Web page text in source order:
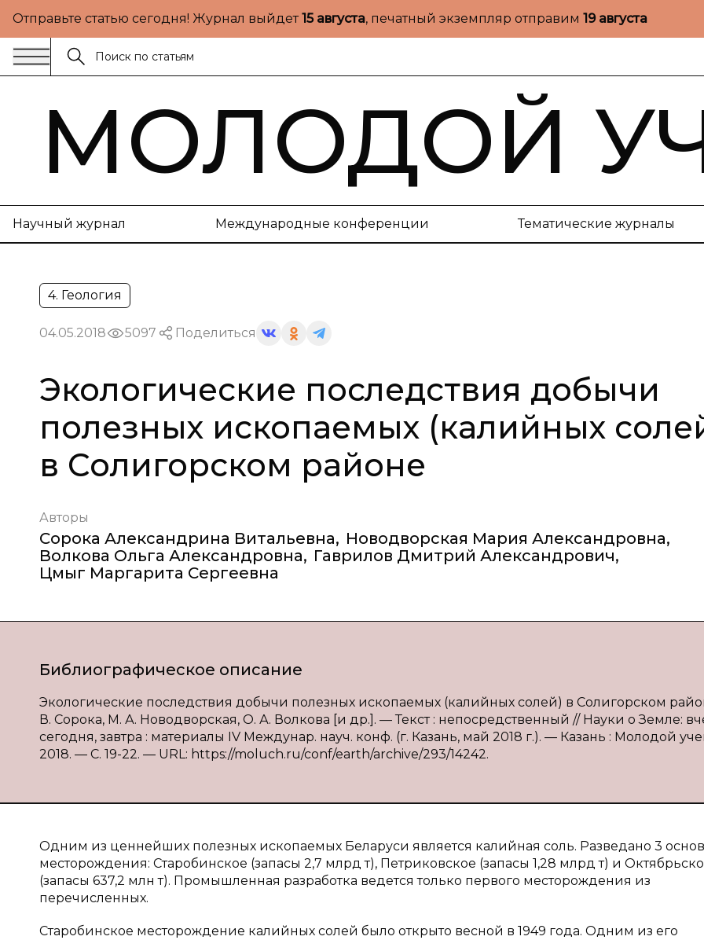
Отправьте статью сегодня! Журнал выйдет15 августа, печатный экземпляр отправим 19 августа
МОЛОДОЙ
Научный журнал Международные конференции Тематические журналы
4. Геология
04.05.2018 5097 Поделиться
Экологические последствия добычи
полезных ископаемых (калийных
в Солигорском районе
Авторы
Сорока Александрина Витальевна, Новодворская Мария Александровна,
Волкова Ольга Александровна, Гаврилов Дмитрий Александрович,
Цмыг Маргарита Сергеевна
Библиографическое описание
Экологические последствия добычи полезных ископаемых (калийных солей) в Солигорском
В. Сорока, М. А. Новодворская, О. А. Волкова [и др.]. — Текст : непосредственный // Науки о Земле:
сегодня, завтра : материалы IV Междунар. науч. конф. (г. Казань, май 2018 г.). — Казань : Молодой
2018. — С. 19-22. — URL: https://moluch.ru/conf/earth/archive/293/14242.
Одним из ценнейших полезных ископаемых Беларуси является калийная соль. Разведано 3
месторождения: Старобинское (запасы 2,7 млрд т), Петриковское (запасы 1,28 млрд т) и
(запасы 637,2 млн т). Промышленная разработка ведется только первого месторождения из
перечисленных.
Старобинское месторождение калийных солей было открыто весной в 1949 года. Одним из его